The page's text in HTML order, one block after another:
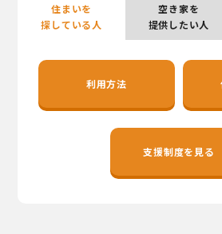
市町村を探
移住者イ
動画
地域おこ
住まいを
探している人
空き家を
提供したい人
利用方法
支援制度を見る